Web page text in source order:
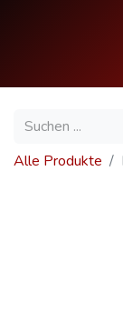
Alle Produkte